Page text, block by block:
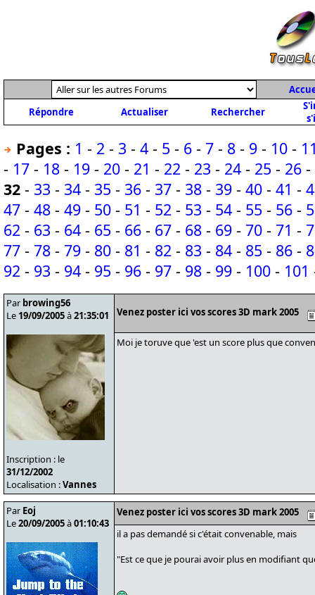
Répondre
Actualiser Rechercher
Pages : 1 - 2 - 3 - 4 - 5 - 6 - 7 - 8 - 9 - 10 -
- 17 - 18 - 19 - 20 - 21 - 22 - 23 - 24 - 25 - 26 -
32 - 33 - 34 - 35 - 36 - 37 - 38 - 39 - 40 - 41 -
47 - 48 - 49 - 50 - 51 - 52 - 53 - 54 - 55 - 56 -
62 - 63 - 64 - 65 - 66 - 67 - 68 - 69 - 70 - 71 -
77 - 78 - 79 - 80 - 81 - 82 - 83 - 84 - 85 - 86 -
92 - 93 - 94 - 95 - 96 - 97 - 98 - 99 - 100 - 101
Par browing56
Le 19/09/2005à21:35:01
Inscription : le
31/12/2002
Localisation :Vannes
Venez poster ici vos scores 3D mark 2005
Moi je toruve que 'est un score plus que
Par Eoj
Le20/09/2005à01:10:43
Venez poster ici vos scores 3D mark 2005
il a pas demandé si c'était convenable, mais
"Est ce que je pourai avoir plus en modifiant